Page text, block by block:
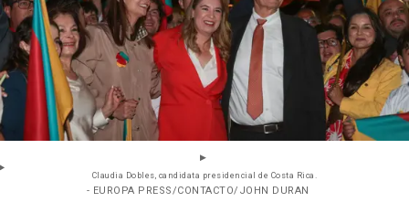
Claudia Dobles, candidata presidencial de Costa Rica.
- EUROPA PRESS/CONTACTO/JOHN DURAN